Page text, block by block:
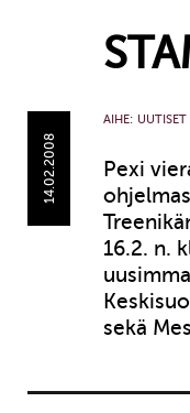
14.02.2008
AIHE: UUTISET
Pexi
16.2. n.
sekä